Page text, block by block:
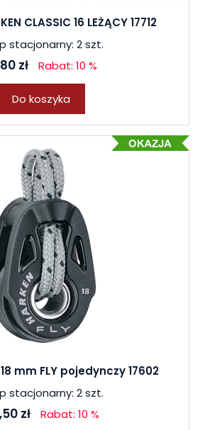
CLASSIC 16 LEŻĄCY 17712
stacjonarny: 2 szt.
zł Rabat: 10 %
Do koszyka
18 mm FLY pojedynczy 17602
stacjonarny: 2 szt.
zł Rabat: 10 %